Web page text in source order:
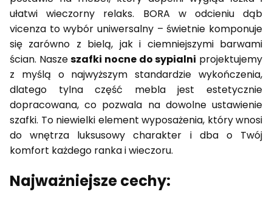
ułatwi wieczorny relaks. BORA w odcieniu dąb
vicenza to wybór uniwersalny – świetnie komponuje
się zarówno z bielą, jak i ciemniejszymi barwami
ścian. Naszeszafki nocne do sypialni projektujemy
z myślą o najwyższym standardzie wykończenia,
dlatego tylna część mebla jest estetycznie
dopracowana, co pozwala na dowolne ustawienie
szafki. To niewielki element wyposażenia, który wnosi
do wnętrza luksusowy charakter i dba o Twój
komfort każdego ranka i wieczoru.
Najważniejsze cechy: